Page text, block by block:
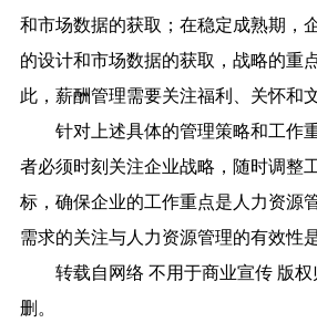
和市场数据的获取；在稳定成熟期，
的设计和市场数据的获取，战略的重
此，薪酬管理需要关注福利、关怀和文
针对上述具体的管理策略和工作
者必须时刻关注企业战略，随时调整
标，确保企业的工作重点是人力资源
需求的关注与人力资源管理的有效性
转载自网络 不用于商业宣传 版
删。